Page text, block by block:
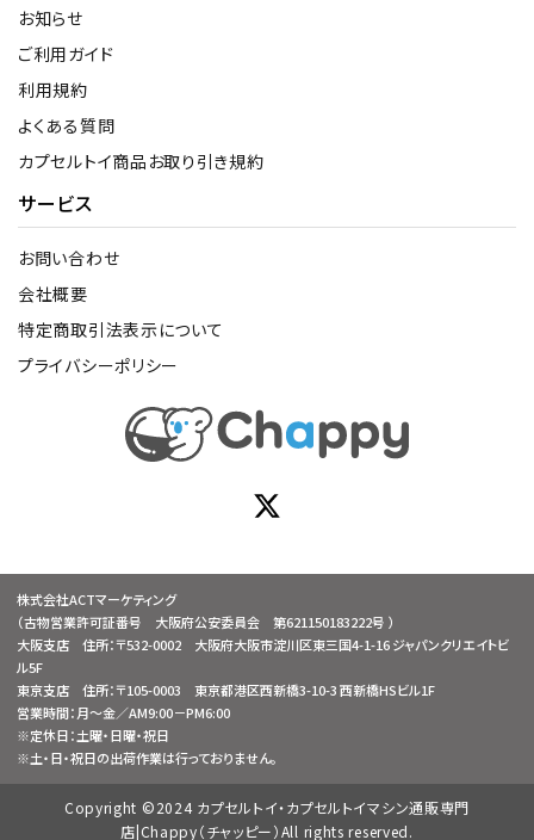
お知らせ
ご利用ガイド
利用規約
よくある質問
カプセルトイ商品お取り引き規約
サービス
お問い合わせ
会社概要
特定商取引法表示について
プライバシーポリシー
株式会社ACTマーケティング
（古物営業許可証番号 大阪府公安委員会 第621150183222号 ）
大阪支店 住所：〒532-0002 大阪府大阪市淀川区東三国4-1-16 ジャパンクリエイトビ
ル5F
東京支店 住所：〒105-0003 東京都港区西新橋3-10-3 西新橋HSビル1F
営業時間：月～金／AM9:00－PM6:00
※定休日：土曜・日曜・祝日
※土・日・祝日の出荷作業は行っておりません。
Copyright ©2024 カプセルトイ・カプセルトイマシン通販専門
店|Chappy（チャッピー）All rights reserved.